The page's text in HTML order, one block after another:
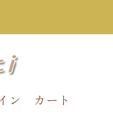
ン カート